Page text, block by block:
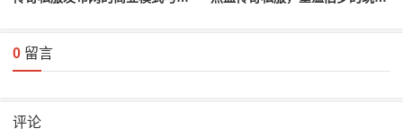
0 留言
评论